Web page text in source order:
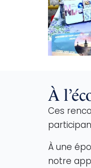
À
Ces
À une
notre